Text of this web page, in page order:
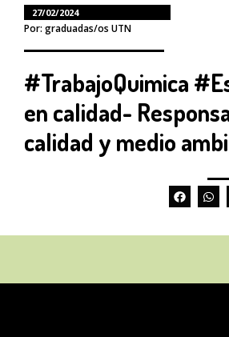
27/02/2024
Por: graduadas/os UTN
#TrabajoQuimica
en calidad-
calidad y medio